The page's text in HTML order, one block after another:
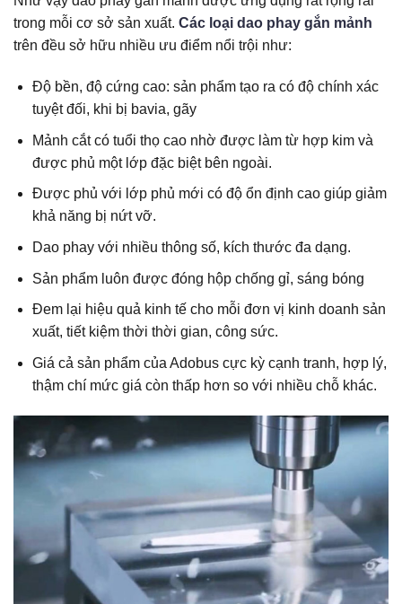
trong mỗi cơ sở sản xuất. Các loại dao phay gắn mảnh
trên đều sở hữu nhiều ưu điểm nổi trội như:
Độ bền, độ cứng cao: sản phẩm tạo ra có độ chính xác
tuyệt đối, khi bị bavia, gãy
Mảnh cắt có tuổi thọ cao nhờ được làm từ hợp kim và
được phủ một lớp đặc biệt bên ngoài.
Được phủ với lớp phủ mới có độ ổn định cao giúp giảm
khả năng bị nứt vỡ.
Dao phay với nhiều thông số, kích thước đa dạng.
Sản phẩm luôn được đóng hộp chống gỉ, sáng bóng
Đem lại hiệu quả kinh tế cho mỗi đơn vị kinh doanh sản
xuất, tiết kiệm thời thời gian, công sức.
Giá cả sản phẩm của Adobus cực kỳ cạnh tranh, hợp lý,
thậm chí mức giá còn thấp hơn so với nhiều chỗ khác.